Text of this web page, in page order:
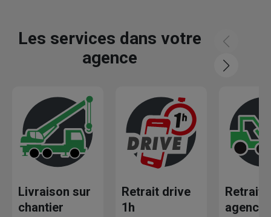
Les services dans votre
agence
Livraison sur
chantier
Retrait drive
1h
Retrait
agence